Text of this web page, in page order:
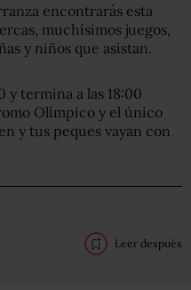
encontrarás esta
muchísimos juegos,
y niños que asistan.
y termina a las 18:00
Olímpico y el único
y tus peques vayan con
Leer después